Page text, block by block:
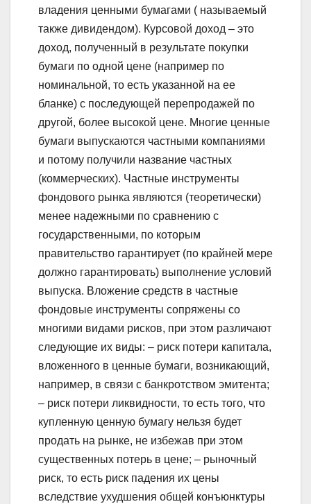
владения ценными бумагами ( называемый
также дивидендом). Курсовой доход – это
доход, полученный в результате покупки
бумаги по одной цене (например по
номинальной, то есть указанной на ее
бланке) с последующей перепродажей по
другой, более высокой цене. Многие ценные
бумаги выпускаются частными компаниями
и потому получили название частных
(коммерческих). Частные инструменты
фондового рынка являются (теоретически)
менее надежными по сравнению с
государственными, по которым
правительство гарантирует (по крайней мере
должно гарантировать) выполнение условий
выпуска. Вложение средств в частные
фондовые инструменты сопряжены со
многими видами рисков, при этом различают
следующие их виды: – риск потери капитала,
вложенного в ценные бумаги, возникающий,
например, в связи с банкротством эмитента;
– риск потери ликвидности, то есть того, что
купленную ценную бумагу нельзя будет
продать на рынке, не избежав при этом
существенных потерь в цене; – рыночный
риск, то есть риск падения их цены
вследствие ухудшения общей конъюнктуры